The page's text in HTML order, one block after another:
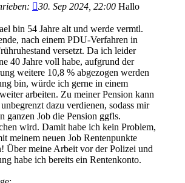
30. Sep 2024, 22:00 Hallo
bin 54 Jahre alt und werde vermtl.
nach einem PDU-Verfahren in
versetzt. Da ich leider
40 Jahre voll habe, aufgrund der
weitere 10,8 % abgezogen werden
bin, würde ich gerne in einem
arbeiten. Zu meiner Pension kann
dazu verdienen, sodass mir
ganzen Job die Pension ggfls.
wird. Damit habe ich kein Problem,
meinem neuen Job Rentenpunkte
Über meine Arbeit vor der Polizei und
habe ich bereits ein Rentenkonto.